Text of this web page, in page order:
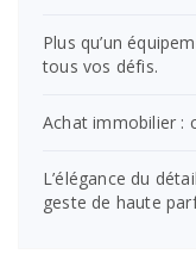
Plus qu’un
tous vos défis.
Achat immobilier :
L’élégance du
geste de haute